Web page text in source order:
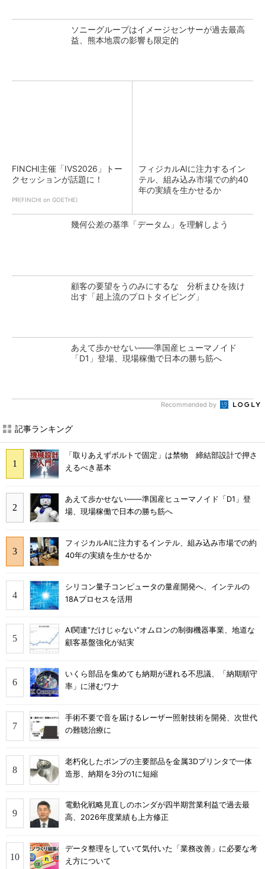
ソニーグループはイメージセンサーが過去最高
益、熊本地震の影響も限定的
FINCHI主催「IVS2026」トー
クセッションが話題に！
PR(FINCHI on GOETHE)
フィジカルAIに注力するイン
テル、組み込み市場での約40
年の実績を生かせるか
幾何公差の基準「データム」を理解しよう
顧客の要望をうのみにするな 分析まひを抜け
出す「超上流のプロトタイピング」
あえて歩かせない――準国産ヒューマノイド
「D1」登場、現場稼働で日本の勝ち筋へ
Recommended by
記事ランキング
「取りあえずボルトで固定」は禁物 締結部設計で押さ
えるべき基本
あえて歩かせない――準国産ヒューマノイド「D1」登
場、現場稼働で日本の勝ち筋へ
フィジカルAIに注力するインテル、組み込み市場での約
40年の実績を生かせるか
シリコン量子コンピュータの量産開発へ、インテルの
18Aプロセスを活用
AI関連“だけじゃない”オムロンの制御機器事業、地道な
顧客基盤強化が結実
いくら部品を集めても納期が遅れる不思議、「納期順守
率」に潜むワナ
手術不要で音を届けるレーザー照射技術を開発、次世代
の難聴治療に
老朽化したポンプの主要部品を金属3Dプリンタで一体
造形、納期を3分の1に短縮
電動化戦略見直しのホンダが四半期営業利益で過去最
高、2026年度業績も上方修正
データ整理をしていて気付いた「業務改善」に必要な考
え方について